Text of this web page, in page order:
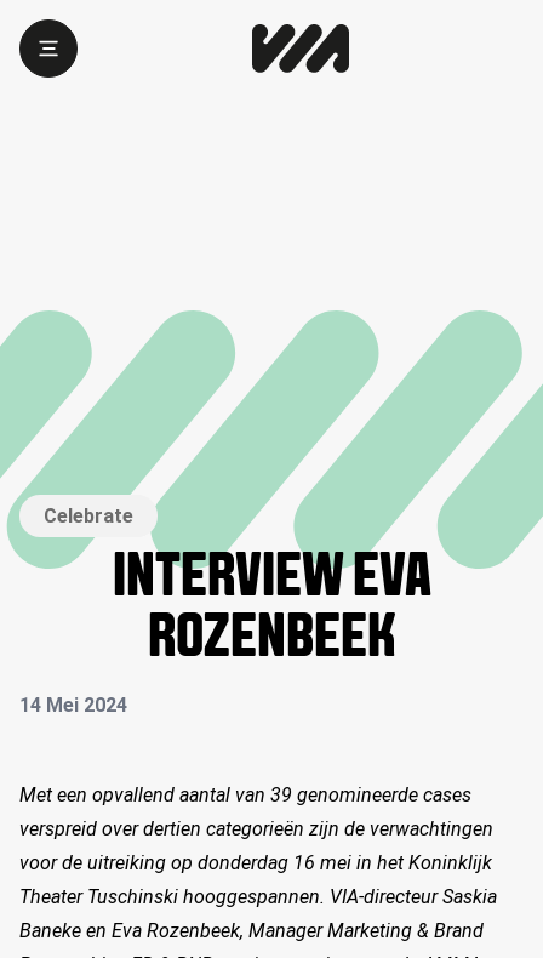
Celebrate
INTERVIEW EVA
ROZENBEEK
14 Mei 2024
Met een opvallend aantal van 39 genomineerde cases
verspreid over dertien categorieën zijn de verwachtingen
voor de uitreiking op donderdag 16 mei in het Koninklijk
Theater Tuschinski hooggespannen. VIA-directeur Saskia
Baneke en Eva Rozenbeek, Manager Marketing & Brand